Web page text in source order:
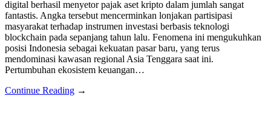
digital berhasil menyetor pajak aset kripto dalam jumlah sangat
fantastis. Angka tersebut mencerminkan lonjakan partisipasi
masyarakat terhadap instrumen investasi berbasis teknologi
blockchain pada sepanjang tahun lalu. Fenomena ini mengukuhkan
posisi Indonesia sebagai kekuatan pasar baru, yang terus
mendominasi kawasan regional Asia Tenggara saat ini.
Pertumbuhan ekosistem keuangan…
Continue Reading →